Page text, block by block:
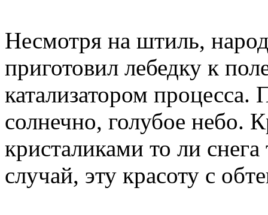
Несмотря на штиль,
приготовил лебедку к
катализатором
солнечно, голубое небо.
кристаликами то ли
случай, эту красоту с